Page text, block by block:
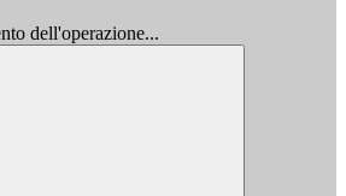
dell'operazione...